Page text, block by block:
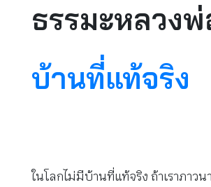
ธรรมะหลวงพ่
บ้านที่แท้จริง
ในโลกไม่มีบ้านที่แท้จริง ถ้าเราภาวน